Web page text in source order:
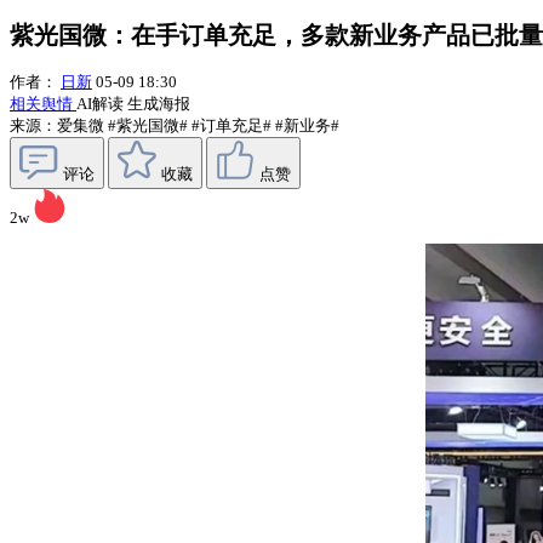
紫光国微：在手订单充足，多款新业务产品已批
作者： 日新 05-09 18:30
相关舆情 AI解读 生成海报
来源：爱集微 #紫光国微# #订单充足# #新业务#
评论 收藏 点赞
2w